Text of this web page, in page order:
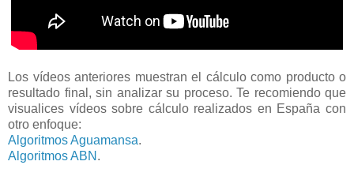
Los vídeos anteriores muestran el cálculo como producto o
resultado final, sin analizar su proceso. Te recomiendo que
visualices vídeos sobre cálculo realizados en España con
otro enfoque:
Algoritmos Aguamansa.
Algoritmos ABN .